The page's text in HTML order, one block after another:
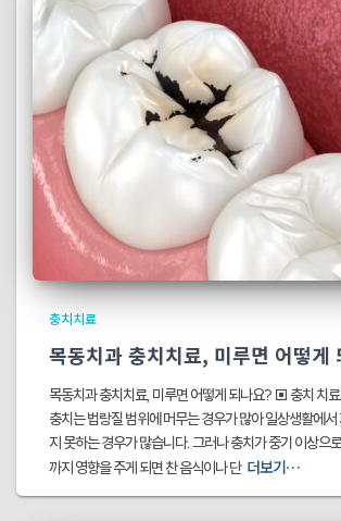
충치치료
목동치과 충치치료, 미루면 어떻게
목동치과 충치치료, 미루면 어떻게 되나요? ▣ 충치 치
충치는 법랑질 범위에 머무는 경우가 많아 일상생활에서
지 못하는 경우가 많습니다. 그러나 충치가 중기 이상으
까지 영향을 주게 되면 찬 음식이나 단 더보기…